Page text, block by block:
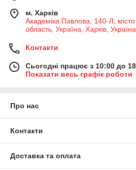
м. Харків
Академіка Павлова, 140-Л, місто
область, Україна, Харків, Україна
Контакти
Сьогодні працює з 10:00 до
Показати весь графік роботи
Про нас
Контакти
Доставка та оплата